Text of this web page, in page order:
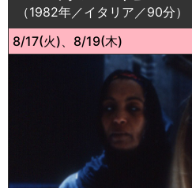
（1982年／イタリア／90分）
8/17(火)、8/19(木)